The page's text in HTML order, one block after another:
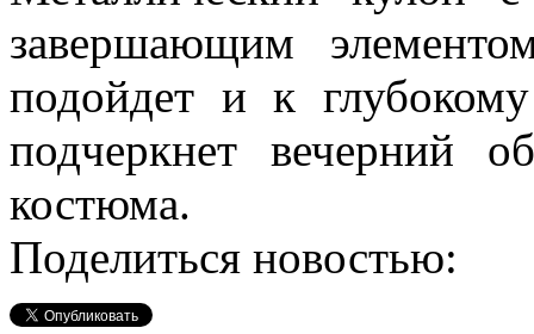
завершающим
подойдет и к
подчеркнет вечерний
костюма.
Поделиться новостью: